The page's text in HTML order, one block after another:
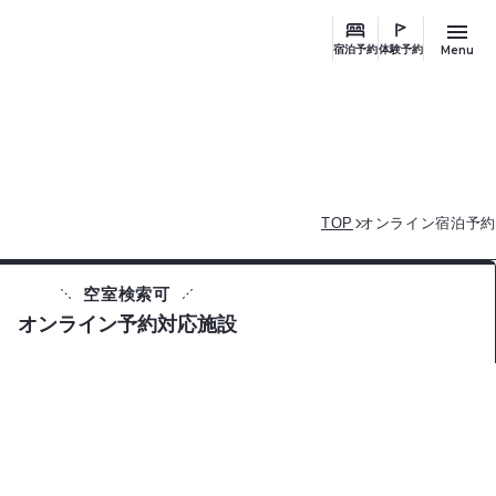
宿泊予約体験予約 Menu
TOP オンライン宿泊予約
空室検索可
オンライン予約対応施設